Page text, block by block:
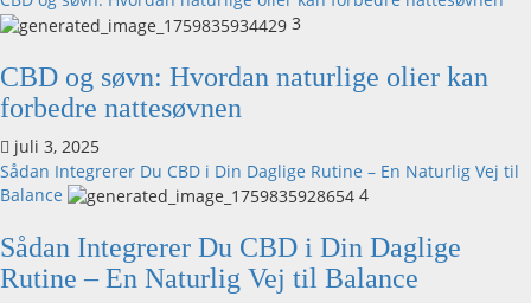
3
CBD og søvn: Hvordan naturlige olier kan
forbedre nattesøvnen
juli 3, 2025
Sådan Integrerer Du CBD i Din Daglige Rutine – En Naturlig Vej til
Balance
4
Sådan Integrerer Du CBD i Din Daglige
Rutine – En Naturlig Vej til Balance